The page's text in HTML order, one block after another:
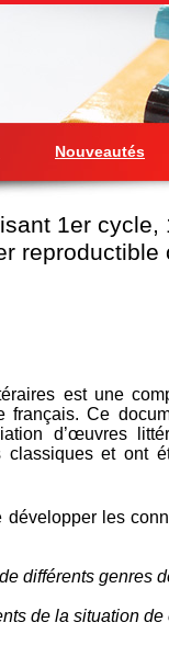
Nouveautés
1er cycle,
reproductible
est une
français. Ce
d’œuvres
et ont
développer les
différents genres
de la situation